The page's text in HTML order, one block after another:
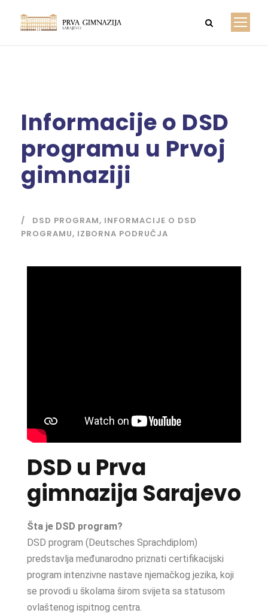
Informacije o DSD
programu u Prvoj
gimnaziji
DSD PROGRAM, INFORMACIJE O DSD
PROGRAMU, IZBORNA PODRUČJA
DSD u Prva
gimnazija Sarajevo
Šta je DSD program?
DSD program (Deutsches Sprachdiplom)
predstavlja međunarodno priznati certifikacijski
program intenzivne nastave njemačkog jezika, koji
se provodi u školama širom svijeta sa statusom
ovlaštenog ispitnog centra.